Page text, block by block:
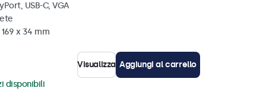
USB-C, VGA
x 34 mm
Visualizza Aggiungi al carrello
disponibili